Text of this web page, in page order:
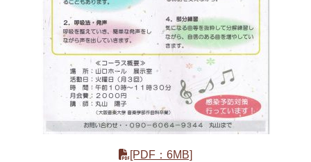
ホール 展示室 控室・その他
[PDF：6MB]